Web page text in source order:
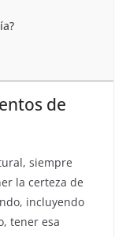
de
siempre
la certeza de
incluyendo
tener esa